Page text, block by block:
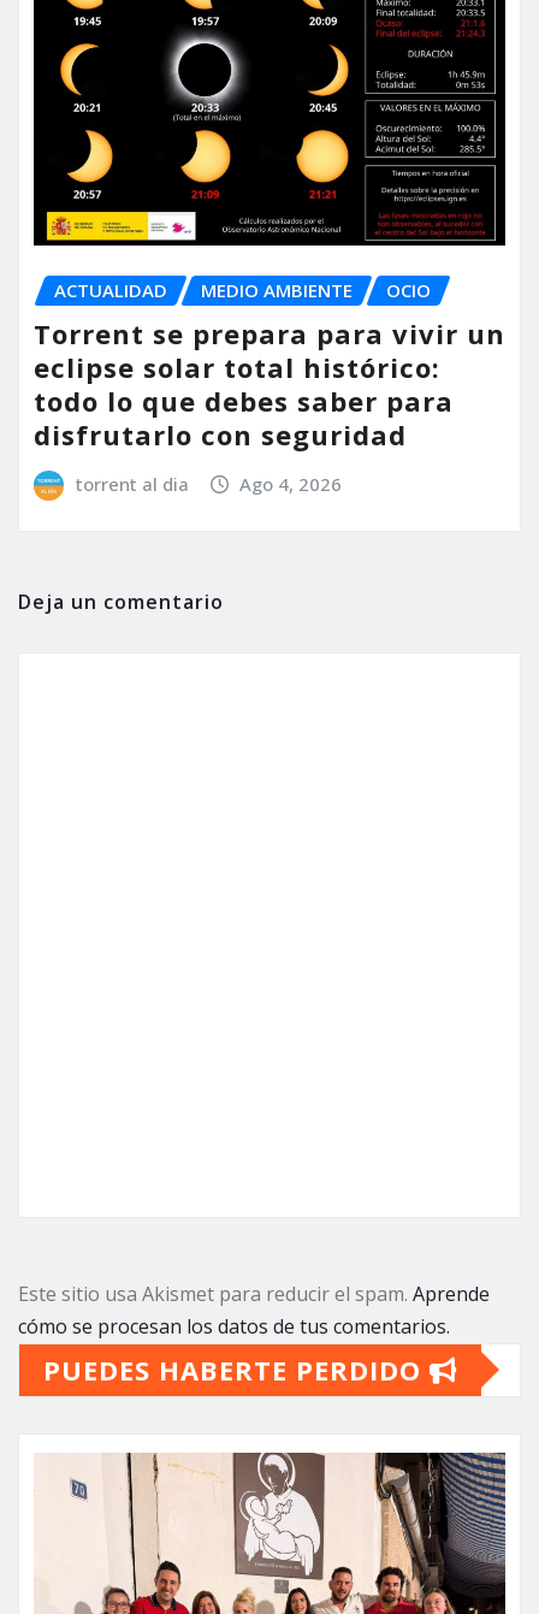
ACTUALIDAD MEDIO AMBIENTE OCIO
Torrent se prepara para vivir un
eclipse solar total histórico:
todo lo que debes saber para
disfrutarlo con seguridad
torrent al dia Ago 4, 2026
Deja un comentario
Este sitio usa Akismet para reducir el spam. Aprende
cómo se procesan los datos de tus comentarios.
PUEDES HABERTE PERDIDO